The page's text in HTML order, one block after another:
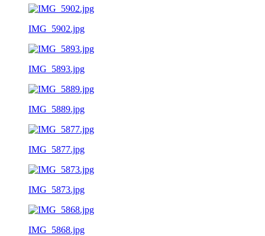
IMG_5902.jpg
IMG_5893.jpg
IMG_5889.jpg
IMG_5877.jpg
IMG_5873.jpg
IMG_5868.jpg